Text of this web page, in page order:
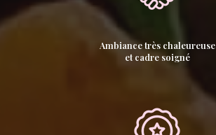
Ambiance très chaleureuse
et cadre soigné